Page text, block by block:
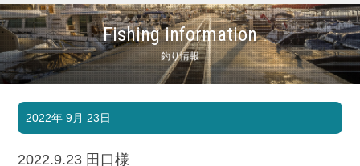
Fishing information
釣り情報
マリンクラブ
マリンライフを堪能したい！
ボート販売
ボート免許
2022年 9月 23日
2022.9.23 田口様